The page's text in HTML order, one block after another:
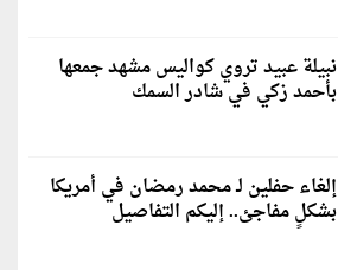
نبيلة عبيد تروي كواليس مشهد جمعها
بأحمد زكي في شادر السمك
إلغاء حفلين لـ محمد رمضان في أمريكا
بشكلٍ مفاجئ.. إليكم التفاصيل